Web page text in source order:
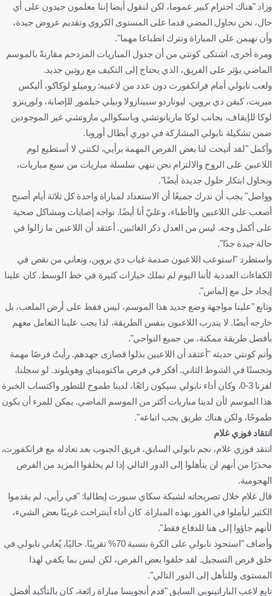
وزاد "هناك احترام كبير عموما، لكن لنقول أيضا إننا معلمون جيدون على أي
حال، نحن نحاول المضي قدما على المستوى الكروي وتقديم عروض جيدة،
وأن نهيمن على المباراة ونترك انطباعا مهما".
ومرة أخرى، اشتكى كونتي من أن جدول المباريات المزدحم مقارنةً بالموسم
الماضي يؤثر على الفريق، الذي يحتاج إلى التكيف مع روتين جديد.
ولعب نابولي أمام فرانكفورت دون عدد من لاعبيه: روميلو لوكاكو، أليكس
ميريت، كيفن دي بروين، ليوناردو سبينازولا وبيلي جيلمور للإصابة، ولورينزو
لوكا للإيقاف، بجانب لوكا ماريانوتشي وباسكوالي مازوتشي غير الموجودين
ضمن تشكيلة نابولي المشاركة في دوري أبطال أوروبا.
وأكمل "لقد أتيحت لنا بعض الفرص المهمة برأيي، لكنني لا أستطيع لوم
اللاعبين على الروح والالتزام نحن ننهي سلسلة مباريات من سبع مباريات،
ونحاول ابتكار حلول جديدة أيضًا".
وواصل" يجب أن ندرك جميعًا أن الاستعداد لمباراة واحدة كل ثلاثة أيام أصبح
أصعب على اللاعبين والأطباء، وعليّ أنا أيضًا. نواجه إصابات ومشاكل صحية
على أكمل وجه. ليس من العدل ذكر الغائبين. أعتقد أن اللاعبين ما زالوا في
حالة جيدة جدًا".
واستطرد "استوعب اللاعبون صدمة غياب دي بروين، ونعاني من نقص في
الكفاءات العددية لأننا اليوم لم نملك خيارات كثيرة في خط الوسط. كان علينا
إيجاد حل مع إلماس".
وتابع "علينا مواجهة وضع جديد هذا الموسم، ليس فقط على أرض الملعب، بل
خارجه أيضًا. لا يتدرب اللاعبون بنفس الطريقة، لذا يجب علينا التعامل معهم
بأفضل طريقة ممكنة، من جميع النواحي".
وأتم كونتي حديثه "أعتقد أن اللاعبين بذلوا قصارى جهدهم. رأيتُ فرصًا مهمة
وتحسنًا في الشوط الثاني. أفكر في فرص ماكتوميناي وهويلوند. لو سجلنا،
لفزنا 3-0، وكان أداء نابولي سيكون رائعًا، لدينا طموح للتطور واكتساب الخبرة
هذا الموسم لأن لدينا مباريات أكثر من الموسم الماضي. يمكن للمرء أن يكون
طموحًا، ولكن هناك طريق يجب اتباعه".
انتقاد فوزي غلام
انتقد فوزي غلام، نجم نابولي السابق، فريق الجنوب بعد تعادله مع فرانكفورت،
محذرًا من أنهم لن يتأهلوا إلى الدور التالي إذا لم يخلقوا المزيد من الفرص
الهجومية.
قال غلام خلال تصريحاته لشبكة سكاي سبورت إيطاليا: "في رأيي، لم يقدموا
الكثير ليأملوا في الفوز بهذه المباراة. كان أداء آينتراخت غريبًا بعض الشيء،
لأنهم جاؤوا إلى هنا للدفاع فقط".
وأضاف "استحوذ نابولي على الكرة بنسبة 70% تقريبًا. حاليًا، يُعاني نابولي في
خلق فرص التسجيل. لقد خلقوا بعض الفرص، لكن ليس بما يكفي لهذا
المستوى وللتأهل إلى الدور التالي".
تابع لاعب الباراتينوبي السابق "قدم أنجويسا مباراة رائعة، كان بالتأكيد أفضل